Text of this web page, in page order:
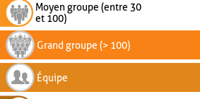
Moyen groupe (entre 30
et 100)
Grand groupe (> 100)
Équipe